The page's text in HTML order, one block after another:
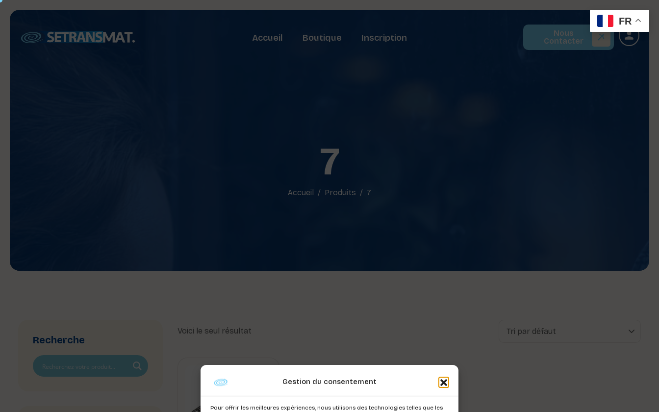
Gestion du consentement
Pour offrir les meilleures expériences, nous utilisons des technologies telles que les
Accueil Boutique Inscription
Nous
Contacter
7
Accueil Produits 7
Recherche
Voici le seul résultat
FR